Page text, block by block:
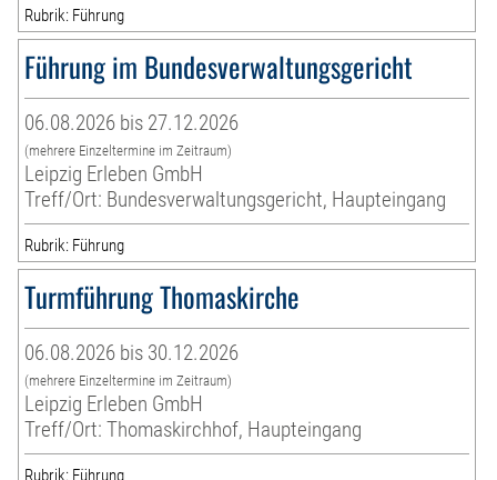
Rubrik: Führung
Führung im Bundesverwaltungsgericht
06.08.2026 bis 27.12.2026
(mehrere Einzeltermine im Zeitraum)
Leipzig Erleben GmbH
Treff/Ort: Bundesverwaltungsgericht, Haupteingang
Rubrik: Führung
Turmführung Thomaskirche
06.08.2026 bis 30.12.2026
(mehrere Einzeltermine im Zeitraum)
Leipzig Erleben GmbH
Treff/Ort: Thomaskirchhof, Haupteingang
Rubrik: Führung